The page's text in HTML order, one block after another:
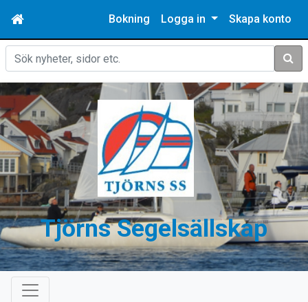
Bokning Logga in Skapa konto
Sök
Tjörns Segelsällskap